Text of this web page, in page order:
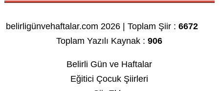
belirligünvehaftalar.com 2026 | Toplam Şiir :6672
Toplam Yazılı Kaynak :906
Belirli Gün ve Haftalar
Eğitici Çocuk Şiirleri